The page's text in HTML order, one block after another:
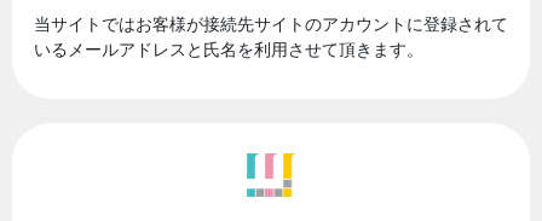
当サイトではお客様が接続先サイトのアカウントに登録されて
いるメールアドレスと氏名を利用させて頂きます。